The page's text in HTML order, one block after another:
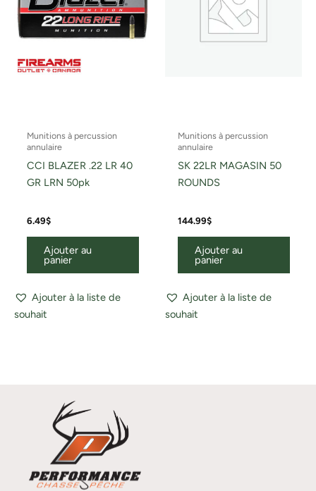
Munitions à percussion
annulaire
CCI BLAZER .22 LR 40
GR LRN 50pk
6.49$
Ajouter au
panier
Ajouter à la liste de
souhait
Munitions à percussion
annulaire
SK 22LR MAGASIN 50
ROUNDS
144.99$
Ajouter au
panier
Ajouter à la liste de
souhait